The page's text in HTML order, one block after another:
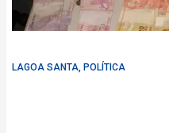
LAGOA SANTA, POLÍTICA